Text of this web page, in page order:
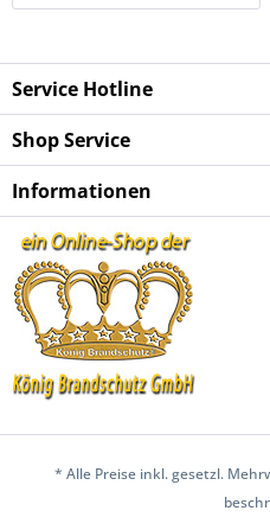
Service Hotline
Shop Service
Informationen
* Alle Preise inkl. gesetzl.